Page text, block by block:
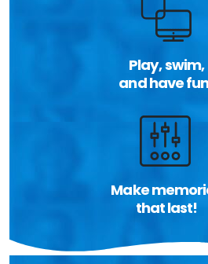
Play, swim,
and have
Make
that last!